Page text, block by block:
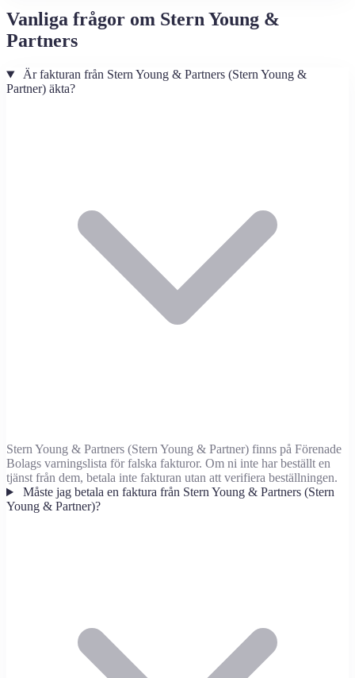
Vanliga frågor om Stern Young &
Partners
Är fakturan från Stern Young & Partners (Stern Young &
Partner) äkta?
Stern Young & Partners (Stern Young & Partner) finns på Förenade
Bolags varningslista för falska fakturor. Om ni inte har beställt en
tjänst från dem, betala inte fakturan utan att verifiera beställningen.
Måste jag betala en faktura från Stern Young & Partners (Stern
Young & Partner)?